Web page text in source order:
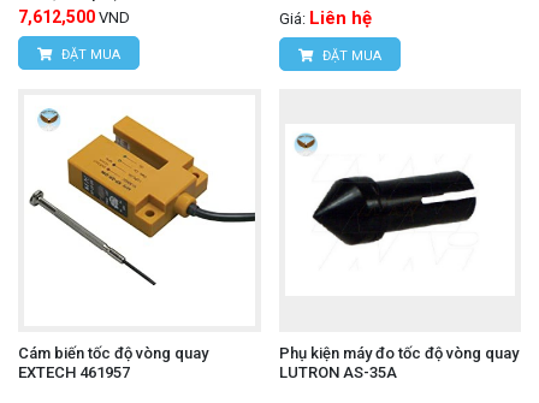
7,612,500 VND
ĐẶT MUA
Giá: Liên hệ
ĐẶT MUA
Cám biến tốc độ vòng quay
EXTECH 461957
Phụ kiện máy đo tốc độ vòng quay
LUTRON AS-35A